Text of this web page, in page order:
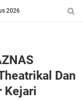
2026
Dan
Kejari